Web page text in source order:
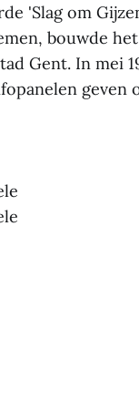
'Slag om
bouwde
Gent. In mei
geven